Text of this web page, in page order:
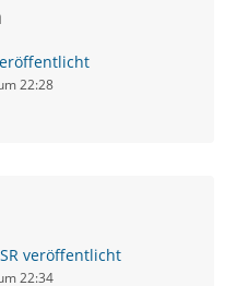
22:28
veröffentlicht
22:34